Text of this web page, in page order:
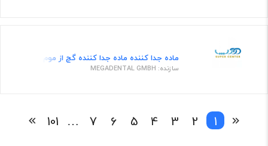
ماده جدا کننده ماده جدا کننده گچ از موم
سازنده: MEGADENTAL GMBH
1
2
3
4
5
6
7
…
101